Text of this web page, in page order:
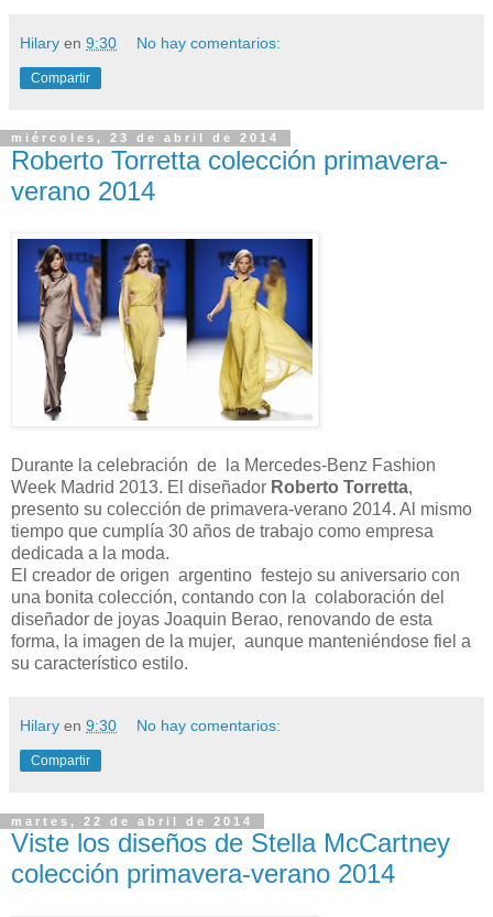
Hilary en 9:30 No hay comentarios:
Compartir
miércoles, 23 de abril de 2014
Roberto Torretta colección primavera-
verano 2014
Durante la celebración de la Mercedes-Benz Fashion
Week Madrid 2013. El diseñador Roberto Torretta,
presento su colección de primavera-verano 2014. Al mismo
tiempo que cumplía 30 años de trabajo como empresa
dedicada a la moda.
El creador de origen argentino festejo su aniversario con
una bonita colección, contando con la colaboración del
diseñador de joyas Joaquin Berao, renovando de esta
forma, la imagen de la mujer, aunque manteniéndose fiel a
su característico estilo.
Hilary en 9:30 No hay comentarios:
Compartir
martes, 22 de abril de 2014
Viste los diseños de Stella McCartney
colección primavera-verano 2014